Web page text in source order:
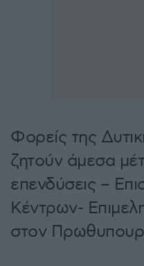
Φορείς της
ζητούν άμεσα
επενδύσεις –
Κέντρων-
στον